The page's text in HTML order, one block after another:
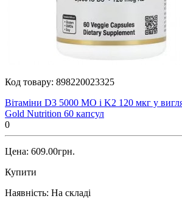
Код товару: 898220023325
Вітаміни D3 5000 МО і K2 120 мкг у
Gold Nutrition 60 капсул
0
Цена: 609.00грн.
Купити
Наявність: На складі